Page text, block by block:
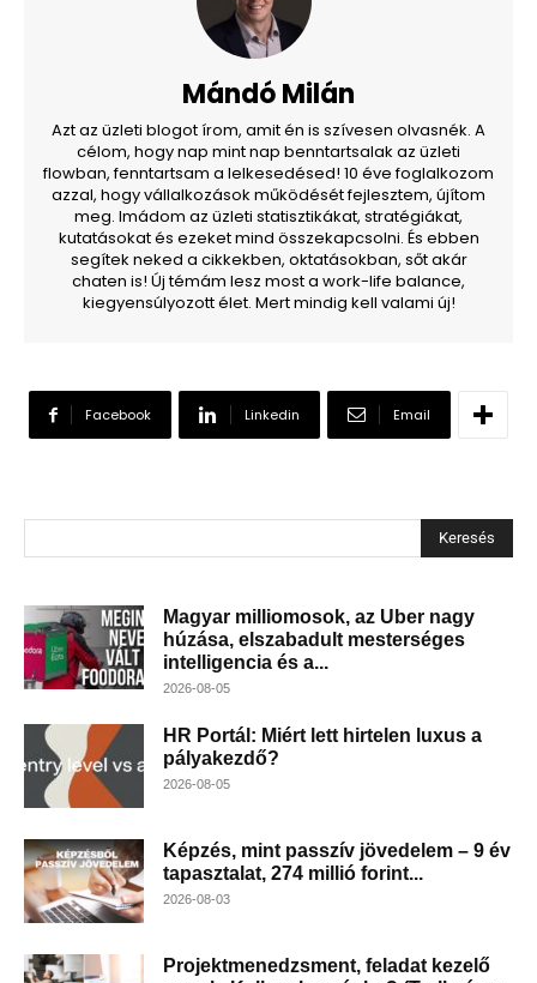
Mándó Milán
Azt az üzleti blogot írom, amit én is szívesen olvasnék. A
célom, hogy nap mint nap benntartsalak az üzleti
flowban, fenntartsam a lelkesedésed! 10 éve foglalkozom
azzal, hogy vállalkozások működését fejlesztem, újítom
meg. Imádom az üzleti statisztikákat, stratégiákat,
kutatásokat és ezeket mind összekapcsolni. És ebben
segítek neked a cikkekben, oktatásokban, sőt akár
chaten is! Új témám lesz most a work-life balance,
kiegyensúlyozott élet. Mert mindig kell valami új!
Facebook Linkedin Email
Keresés
Magyar milliomosok, az Uber nagy
húzása, elszabadult mesterséges
intelligencia és a...
2026-08-05
HR Portál: Miért lett hirtelen luxus a
pályakezdő?
2026-08-05
Képzés, mint passzív jövedelem – 9 év
tapasztalat, 274 millió forint...
2026-08-03
Projektmenedzsment, feladat kezelő